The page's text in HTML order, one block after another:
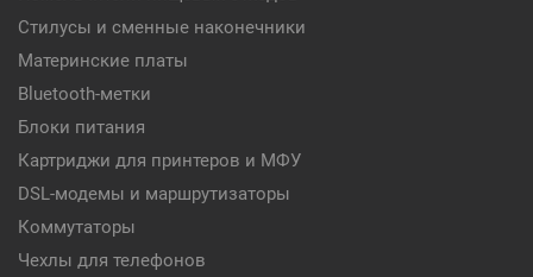
Стилусы и сменные наконечники
Материнские платы
Bluetooth-метки
Блоки питания
Картриджи для принтеров и МФУ
DSL-модемы и маршрутизаторы
Коммутаторы
Чехлы для телефонов